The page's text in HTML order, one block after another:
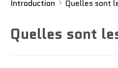
Introduction
Quelles sont
Quelles sont